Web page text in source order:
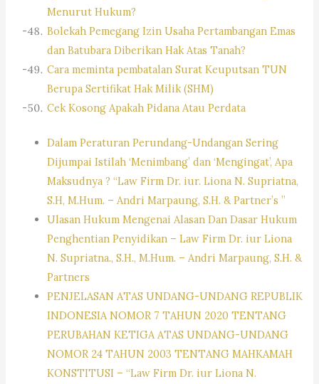
Menurut Hukum?
Bolekah Pemegang Izin Usaha Pertambangan Emas
dan Batubara Diberikan Hak Atas Tanah?
Cara meminta pembatalan Surat Keuputsan TUN
Berupa Sertifikat Hak Milik (SHM)
Cek Kosong Apakah Pidana Atau Perdata
Dalam Peraturan Perundang-Undangan Sering
Dijumpai Istilah ‘Menimbang’ dan ‘Mengingat’, Apa
Maksudnya ? “Law Firm Dr. iur. Liona N. Supriatna,
S.H, M.Hum. – Andri Marpaung, S.H. & Partner’s ”
Ulasan Hukum Mengenai Alasan Dan Dasar Hukum
Penghentian Penyidikan – Law Firm Dr. iur Liona
N. Supriatna., S.H., M.Hum. – Andri Marpaung, S.H. &
Partners
PENJELASAN ATAS UNDANG-UNDANG REPUBLIK
INDONESIA NOMOR 7 TAHUN 2020 TENTANG
PERUBAHAN KETIGA ATAS UNDANG-UNDANG
NOMOR 24 TAHUN 2003 TENTANG MAHKAMAH
KONSTITUSI – “Law Firm Dr. iur Liona N.